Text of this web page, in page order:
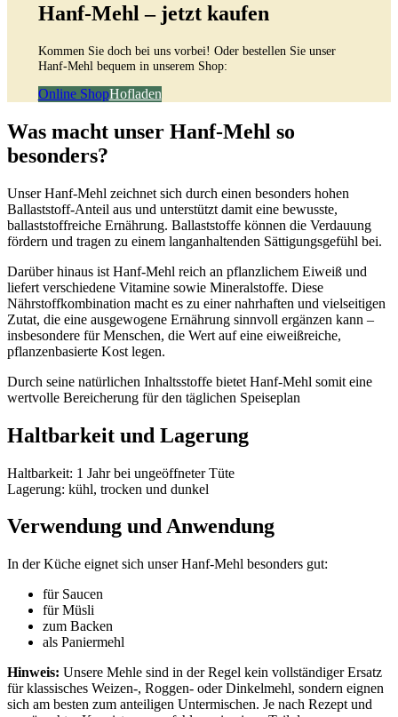
Hanf-Mehl – jetzt kaufen
Kommen Sie doch bei uns vorbei! Oder bestellen Sie unser
Hanf-Mehl bequem in unserem Shop:
Online ShopHofladen
Was macht unser Hanf-Mehl so
besonders?
Unser Hanf-Mehl zeichnet sich durch einen besonders hohen
Ballaststoff-Anteil aus und unterstützt damit eine bewusste,
ballaststoffreiche Ernährung. Ballaststoffe können die Verdauung
fördern und tragen zu einem langanhaltenden Sättigungsgefühl bei.
Darüber hinaus ist Hanf-Mehl reich an pflanzlichem Eiweiß und
liefert verschiedene Vitamine sowie Mineralstoffe. Diese
Nährstoffkombination macht es zu einer nahrhaften und vielseitigen
Zutat, die eine ausgewogene Ernährung sinnvoll ergänzen kann –
insbesondere für Menschen, die Wert auf eine eiweißreiche,
pflanzenbasierte Kost legen.
Durch seine natürlichen Inhaltsstoffe bietet Hanf-Mehl somit eine
wertvolle Bereicherung für den täglichen Speiseplan
Haltbarkeit und Lagerung
Haltbarkeit: 1 Jahr bei ungeöffneter Tüte
Lagerung: kühl, trocken und dunkel
Verwendung und Anwendung
In der Küche eignet sich unser Hanf-Mehl besonders gut:
für Saucen
für Müsli
zum Backen
als Paniermehl
Hinweis: Unsere Mehle sind in der Regel kein vollständiger Ersatz
für klassisches Weizen-, Roggen- oder Dinkelmehl, sondern eignen
sich am besten zum anteiligen Untermischen. Je nach Rezept und